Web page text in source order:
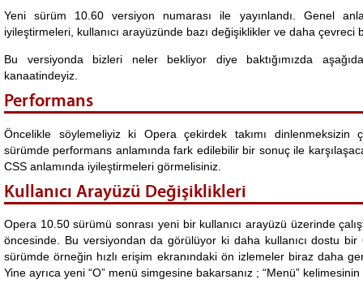
Yeni sürüm 10.60 versiyon numarası ile yayınlandı. Genel
iyileştirmeleri, kullanıcı arayüzünde bazı değişiklikler ve daha çevreci
Bu versiyonda bizleri neler bekliyor diye baktığımızda
kanaatindeyiz.
Performans
Öncelikle söylemeliyiz ki Opera çekirdek takımı dinlenmeksizin
sürümde performans anlamında fark edilebilir bir sonuç ile
CSS anlamında iyileştirmeleri görmelisiniz.
Kullanıcı Arayüzü Değişiklikleri
Opera 10.50 sürümü sonrası yeni bir kullanıcı arayüzü üzerinde
öncesinde. Bu versiyondan da görülüyor ki daha kullanıcı dostu bir
sürümde örneğin hızlı erişim ekranındaki ön izlemeler biraz daha
Yine ayrıca yeni “O” menü simgesine bakarsanız ; “Menü” kelimesinin